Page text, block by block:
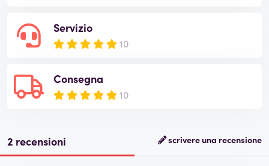
Servizio
10
Consegna
10
2 recensioni scrivere una recensione